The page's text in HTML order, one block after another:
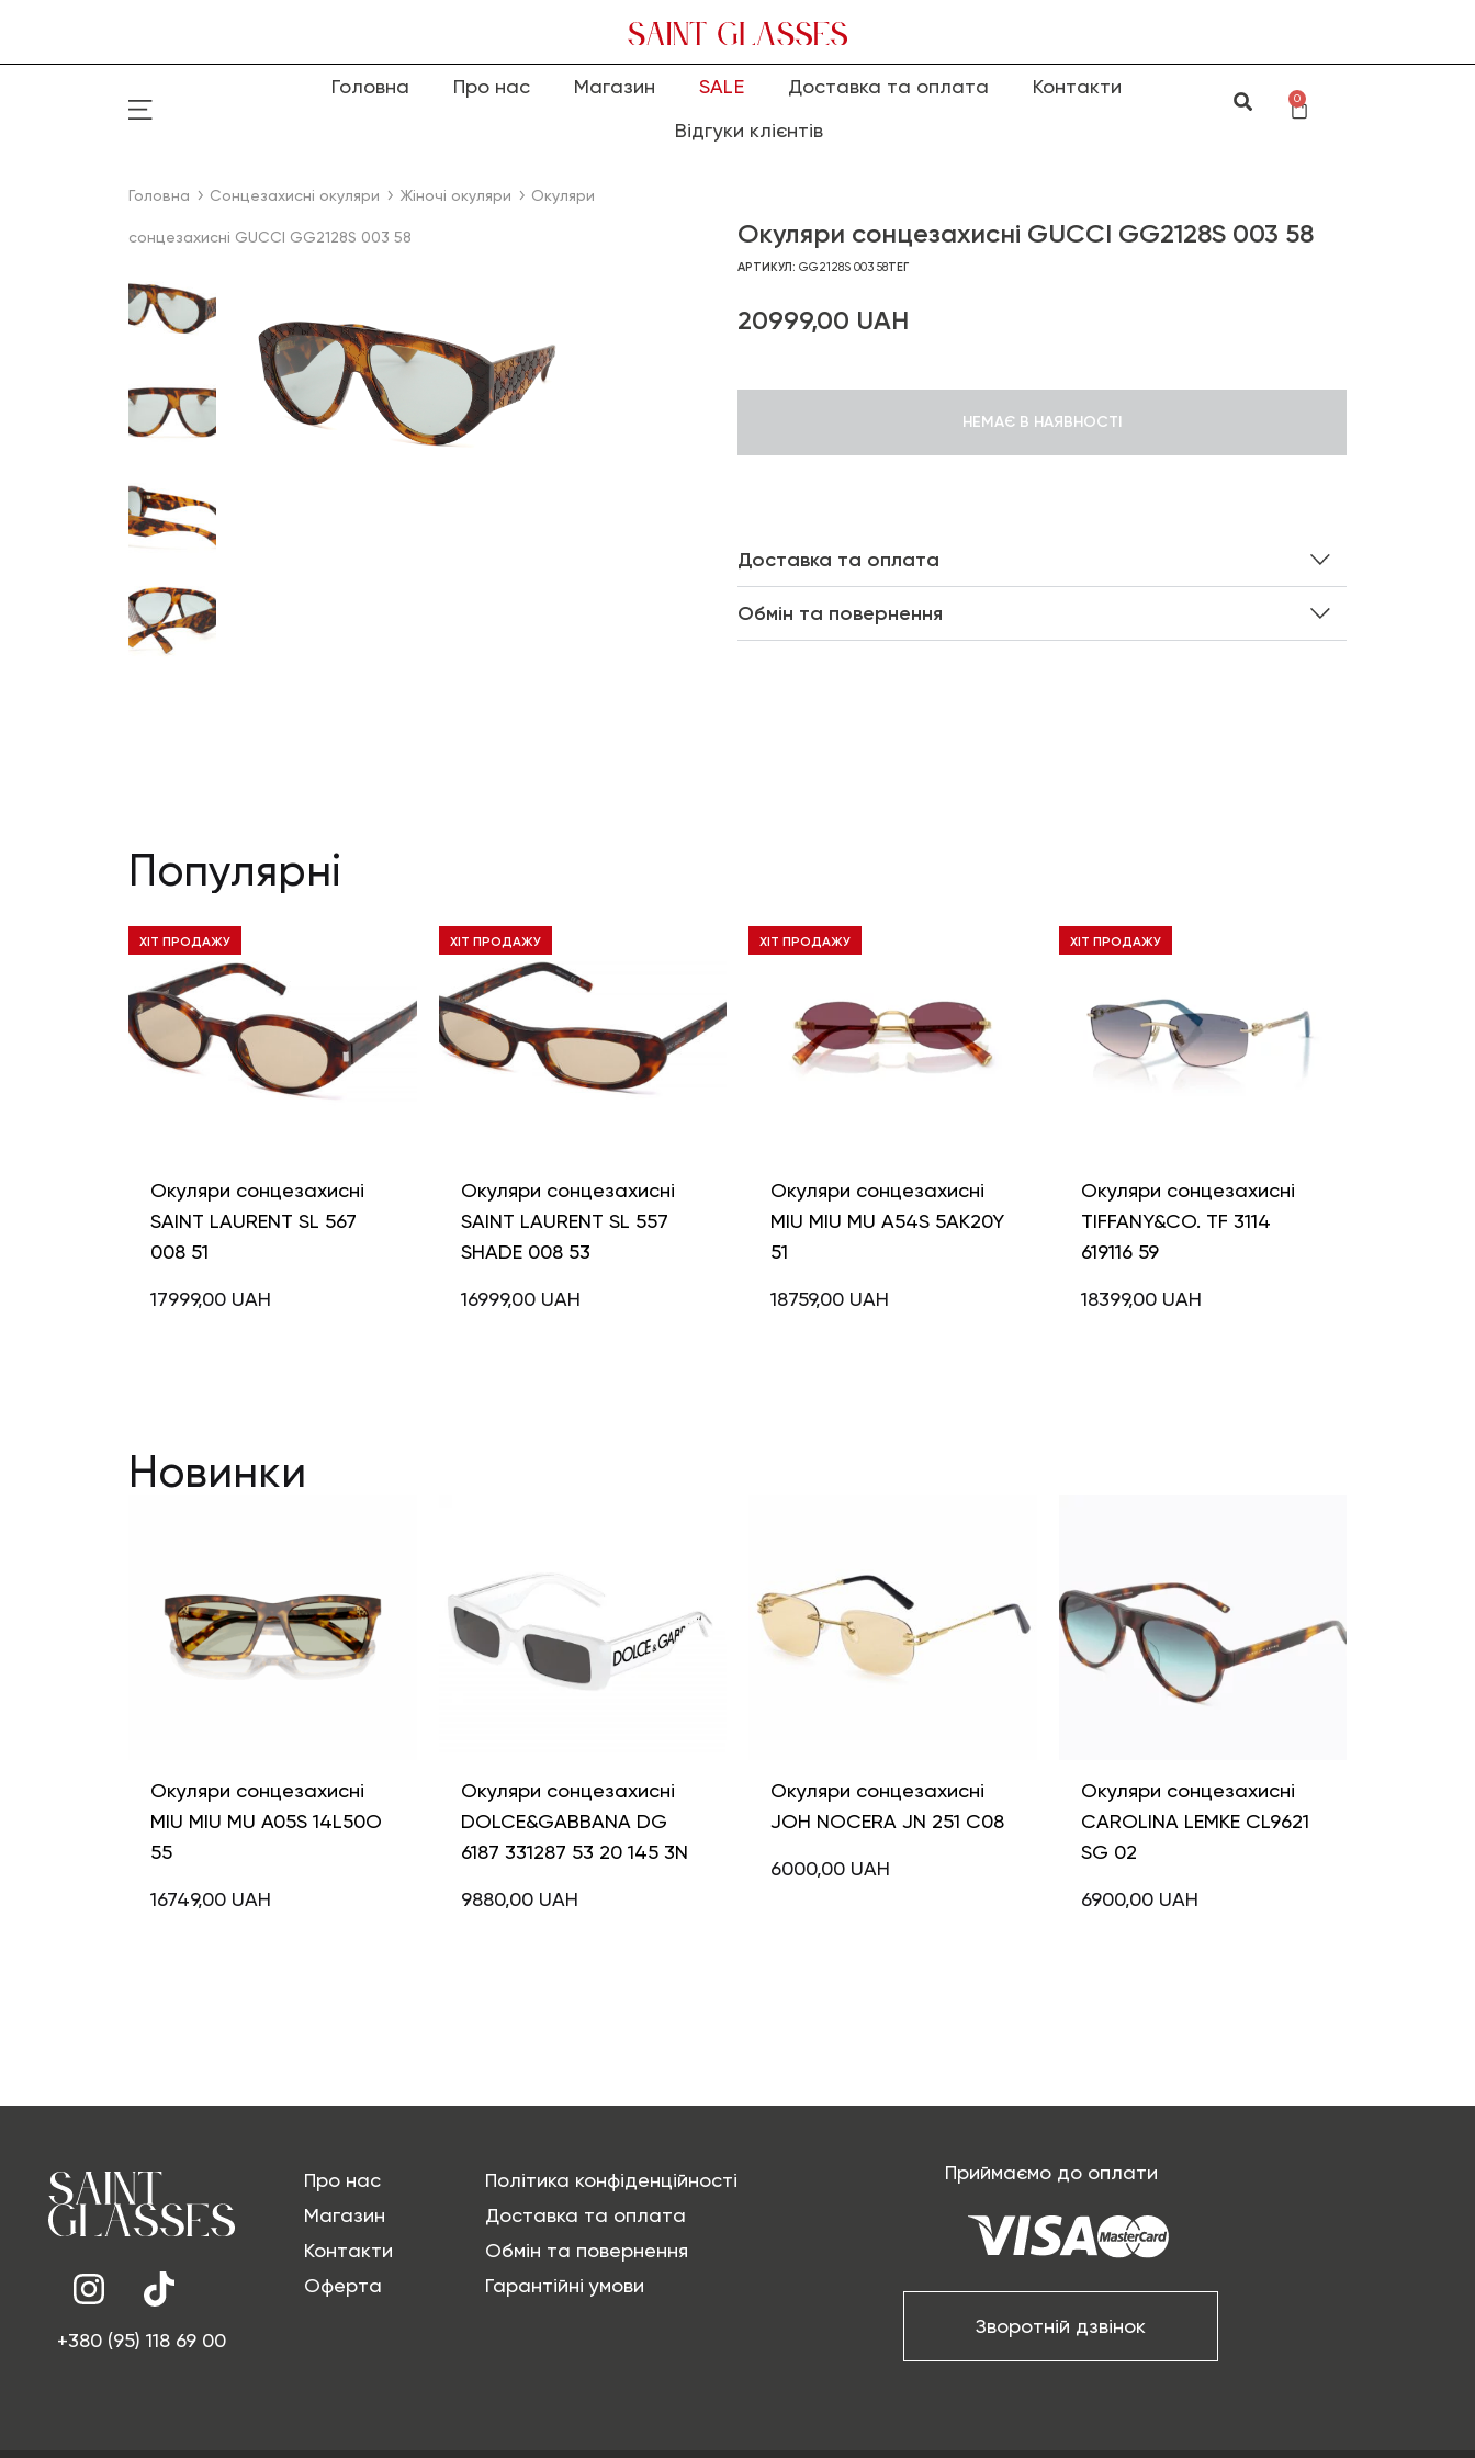
Головна Про нас Магазин SALE Доставка та оплата
Контакти
Відгуки клієнтів
0
Головна Сонцезахисні окуляри Жіночі окуляри Окуляри
сонцезахисні GUCCI GG2128S 003 58 Окуляри сонцезахисні GUCCI GG2128S 003 58
АРТИКУЛ: GG2128S 003 58ТЕГ
20999,00 UAH
НЕМАЄ В НАЯВНОСТІ
Доставка та оплата
Обмін та повернення
Популярні
ХІТ ПРОДАЖУ
Окуляри сонцезахисні
SAINT LAURENT SL 567
008 51
17999,00 UAH
ХІТ ПРОДАЖУ
Окуляри сонцезахисні
SAINT LAURENT SL 557
SHADE 008 53
16999,00 UAH
ХІТ ПРОДАЖУ
Окуляри сонцезахисні
MIU MIU MU A54S 5AK20Y
51
18759,00 UAH
ХІТ ПРОДАЖУ
Окуляри сонцезахисні
TIFFANY&CO. TF 3114
619116 59
18399,00 UAH
Новинки
Окуляри сонцезахисні
MIU MIU MU A05S 14L50O
55
16749,00 UAH
Окуляри сонцезахисні
DOLCE&GABBANA DG
6187 331287 53 20 145 3N
9880,00 UAH
Окуляри сонцезахисні
JOH NOCERA JN 251 C08
6000,00 UAH
Окуляри сонцезахисні
CAROLINA LEMKE CL9621
SG 02
6900,00 UAH
+380 (95) 118 69 00
Про нас
Магазин
Контакти
Оферта
Політика конфіденційності
Доставка та оплата
Обмін та повернення
Гарантійні умови
Приймаємо до оплати
Зворотній дзвінок